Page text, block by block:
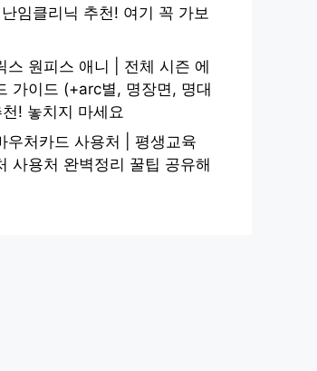
임클리닉 추천! 여기 꼭 가보
스 원피스 애니 | 전체 시즌 에
가이드 (+arc별, 명장면, 명대
! 놓치지 마세요
우처카드 사용처 | 평생교육
사용처 완벽정리 꿀팁 공유해